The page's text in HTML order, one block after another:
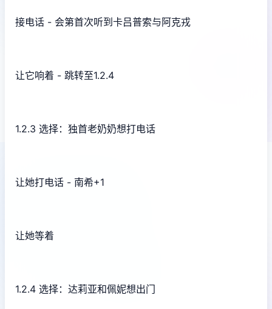
接电话 - 会第首次听到卡吕普索与阿克戎
让它响着 - 跳转至1.2.4
1.2.3 选择：独首老奶奶想打电话
让她打电话 - 南希+1
让她等着
1.2.4 选择：达莉亚和佩妮想出门